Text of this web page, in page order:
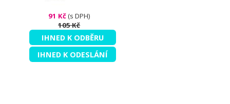
91 Kč(s DPH)
105 Kč
IHNED K ODBĚRU
IHNED K ODESLÁNÍ